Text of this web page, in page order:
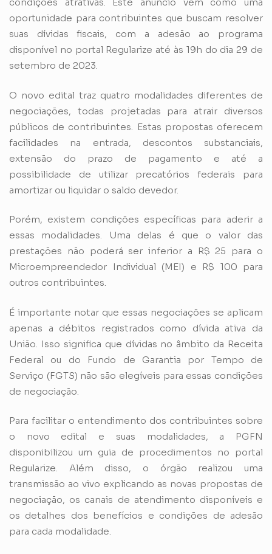
oportunidade para contribuintes que buscam resolver
suas dívidas fiscais, com a adesão ao programa
disponível no portal Regularize até às 19h do dia 29 de
setembro de 2023.
O novo edital traz quatro modalidades diferentes de
negociações, todas projetadas para atrair diversos
públicos de contribuintes. Estas propostas oferecem
facilidades na entrada, descontos substanciais,
extensão do prazo de pagamento e até a
possibilidade de utilizar precatórios federais para
amortizar ou liquidar o saldo devedor.
Porém, existem condições específicas para aderir a
essas modalidades. Uma delas é que o valor das
prestações não poderá ser inferior a R$ 25 para o
Microempreendedor Individual (MEI) e R$ 100 para
outros contribuintes.
É importante notar que essas negociações se aplicam
apenas a débitos registrados como dívida ativa da
União. Isso significa que dívidas no âmbito da Receita
Federal ou do Fundo de Garantia por Tempo de
Serviço (FGTS) não são elegíveis para essas condições
de negociação.
Para facilitar o entendimento dos contribuintes sobre
o novo edital e suas modalidades, a PGFN
disponibilizou um guia de procedimentos no portal
Regularize. Além disso, o órgão realizou uma
transmissão ao vivo explicando as novas propostas de
negociação, os canais de atendimento disponíveis e
os detalhes dos benefícios e condições de adesão
para cada modalidade.